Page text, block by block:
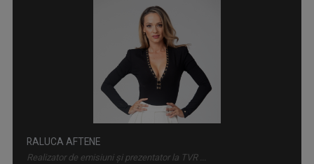
Dialoguri cu personalităţi din diferite domenii
ANDREEA ŞTILIUC
Primul interviu l-a luat când avea doar 11 ani ...